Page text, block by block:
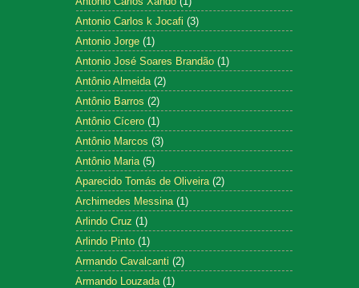
Antonio Carlos k Jocafi (3)
Antonio Jorge (1)
Antonio José Soares Brandão (1)
Antônio Almeida (2)
Antônio Barros (2)
Antônio Cícero (1)
Antônio Marcos (3)
Antônio Maria (5)
Aparecido Tomás de Oliveira (2)
Archimedes Messina (1)
Arlindo Cruz (1)
Arlindo Pinto (1)
Armando Cavalcanti (2)
Armando Louzada (1)